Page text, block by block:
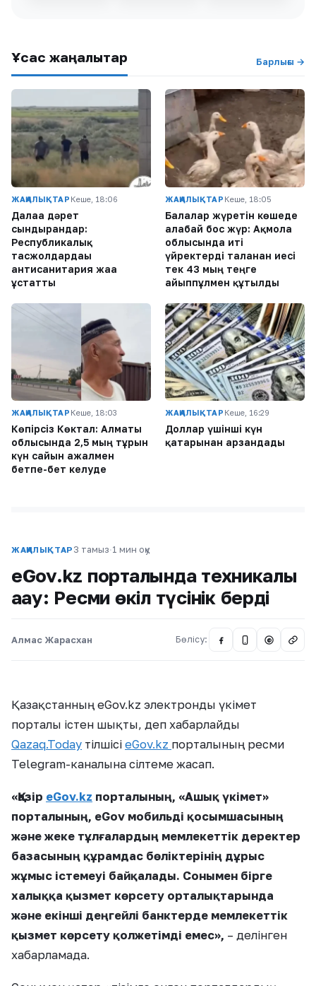
Ұқсас жаңалықтар Барлығы →
ЖАҢАЛЫҚТАР Кеше, 18:06
Далаға дәрет
сындырғандар:
Республикалық
тасжолдардағы
антисанитария жаға
ұстатты
ЖАҢАЛЫҚТАР Кеше, 18:05
Балалар жүретін көшеде
алабай бос жүр: Ақмола
облысында иті
үйректерді таланған иесі
тек 43 мың теңге
айыппұлмен құтылды
ЖАҢАЛЫҚТАР Кеше, 18:03
Көпірсіз Көктaл: Алматы
облысында 2,5 мың тұрғын
күн сайын ажалмен
бетпе-бет келуде
ЖАҢАЛЫҚТАР Кеше, 16:29
Доллар үшінші күн
қатарынан арзандады
ЖАҢАЛЫҚТАР 3 тамыз·1 мин оқу
eGov.kz порталында техникалық
ақау: Ресми өкіл түсінік берді
Алмас Жарасхан Бөлісу: @
Қазақстанның eGov.kz электронды үкімет
порталы істен шықты, деп хабарлайды
Qazaq.Today тілшісі eGov.kz порталының ресми
Telegram-каналына сілтеме жасап.
«Қазір eGov.kz порталының, «Ашық үкімет»
порталының, eGov мобильді қосымшасының
және жеке тұлғалардың мемлекеттік деректер
базасының құрамдас бөліктерінің дұрыс
жұмыс істемеуі байқалады. Сонымен бірге
халыққа қызмет көрсету орталықтарында
және екінші деңгейлі банктерде мемлекеттік
қызмет көрсету қолжетімді емес», – делінген
хабарламада.